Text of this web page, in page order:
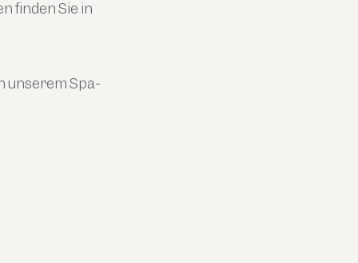
finden Sie in
unserem Spa-